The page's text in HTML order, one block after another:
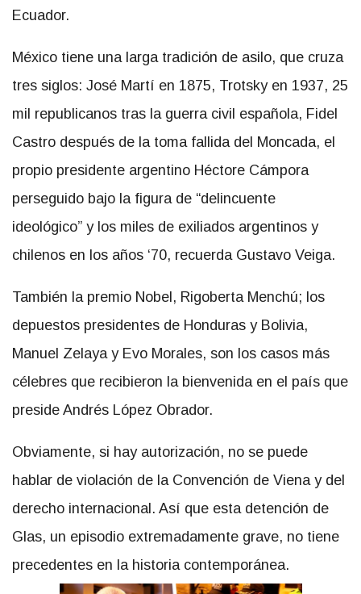
Ecuador.
México tiene una larga tradición de asilo, que cruza
tres siglos: José Martí en 1875, Trotsky en 1937, 25
mil republicanos tras la guerra civil española, Fidel
Castro después de la toma fallida del Moncada, el
propio presidente argentino Héctore Cámpora
perseguido bajo la figura de “delincuente
ideológico” y los miles de exiliados argentinos y
chilenos en los años ‘70, recuerda Gustavo Veiga.
También la premio Nobel, Rigoberta Menchú; los
depuestos presidentes de Honduras y Bolivia,
Manuel Zelaya y Evo Morales, son los casos más
célebres que recibieron la bienvenida en el país que
preside Andrés López Obrador.
Obviamente, si hay autorización, no se puede
hablar de violación de la Convención de Viena y del
derecho internacional. Así que esta detención de
Glas, un episodio extremadamente grave, no tiene
precedentes en la historia contemporánea.